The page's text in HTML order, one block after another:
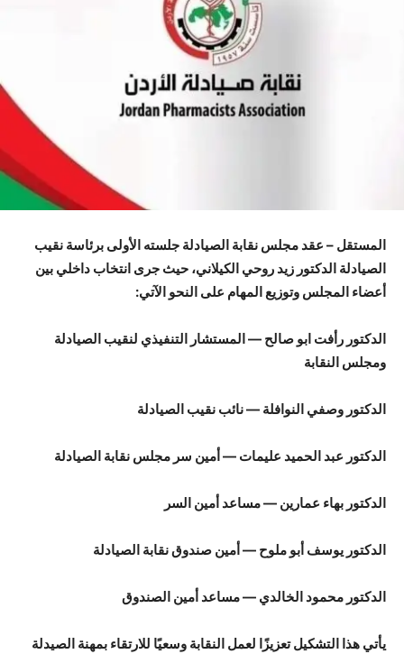
المستقل – عقد مجلس نقابة الصيادلة جلسته الأولى برئاسة نقيب
الصيادلة الدكتور زيد روحي الكيلاني، حيث جرى انتخاب داخلي بين
أعضاء المجلس وتوزيع المهام على النحو الآتي:
الدكتور رأفت ابو صالح — المستشار التنفيذي لنقيب الصيادلة
ومجلس النقابة
الدكتور وصفي النوافلة — نائب نقيب الصيادلة
الدكتور عبد الحميد عليمات — أمين سر مجلس نقابة الصيادلة
الدكتور بهاء عمارين — مساعد أمين السر
الدكتور يوسف أبو ملوح — أمين صندوق نقابة الصيادلة
الدكتور محمود الخالدي — مساعد أمين الصندوق
يأتي هذا التشكيل تعزيزًا لعمل النقابة وسعيًا للارتقاء بمهنة الصيدلة